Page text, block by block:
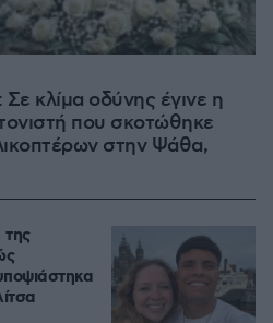
κλίμα οδύνης έγινε η
που σκοτώθηκε
στην Ψάθα,